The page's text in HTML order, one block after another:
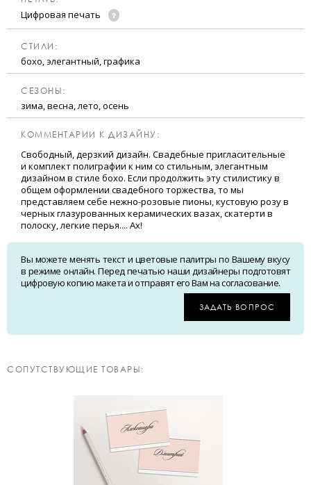
Цифровая печать
CТИЛИ:
бохо, элегантный, графика
CЕЗОНЫ:
зима, весна, лето, осень
КОММЕНТАРИИ К ДИЗАЙНУ:
Свободный, дерзкий дизайн. Свадебные пригласительные
и комплект полиграфии к ним со стильным, элегантным
дизайном в стиле бохо. Если продолжить эту стилистику в
общем оформлении свадебного торжества, то мы
представляем себе нежно-розовые пионы, кустовую розу в
черных глазурованных керамических вазах, скатерти в
полоску, легкие перья.... Ах!
Вы можете менять текст и цветовые палитры по Вашему вкусу
в режиме онлайн. Перед печатью наши дизайнеры подготовят
цифровую копию макета и отправят его Вам на согласование.
ЗАДАТЬ ВОПРОС
CОПУТСТВУЮЩИЕ ТОВАРЫ: